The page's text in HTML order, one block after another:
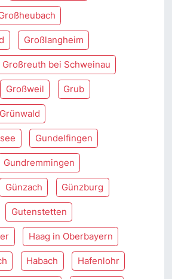
Großlangheim
Großreuth bei Schweinau
Großweil Grub
Grünwald
Gundelfingen
Gundremmingen
Günzach Günzburg
Gutenstetten
Haag in Oberbayern
Habach Hafenlohr